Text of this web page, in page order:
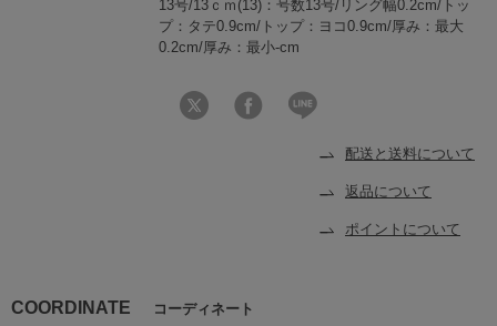
13号/13ｃｍ(13)：号数13号/リング幅0.2cm/トッ
プ：タテ0.9cm/トップ：ヨコ0.9cm/厚み：最大
0.2cm/厚み：最小-cm
配送と送料について
返品について
ポイントについて
COORDINATE コーディネート